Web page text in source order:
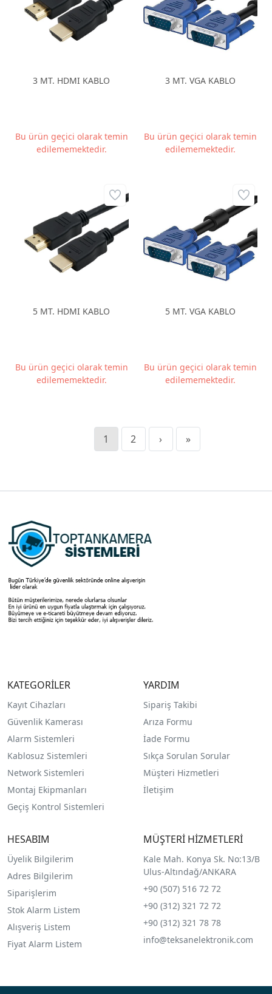
3 MT. HDMI KABLO
Bu ürün geçici olarak temin
edilememektedir.
3 MT. VGA KABLO
Bu ürün geçici olarak temin
edilememektedir.
5 MT. HDMI KABLO
Bu ürün geçici olarak temin
edilememektedir.
5 MT. VGA KABLO
Bu ürün geçici olarak temin
edilememektedir.
1 2 › »
KATEGORİLER
Kayıt Cihazları
Güvenlik Kamerası
Alarm Sistemleri
Kablosuz Sistemleri
Network Sistemleri
Montaj Ekipmanları
Geçiş Kontrol Sistemleri
YARDIM
Sipariş Takibi
Arıza Formu
İade Formu
Sıkça Sorulan Sorular
Müşteri Hizmetleri
İletişim
HESABIM
Üyelik Bilgilerim
Adres Bilgilerim
Siparişlerim
Stok Alarm Listem
Alışveriş Listem
Fiyat Alarm Listem
MÜŞTERİ HİZMETLERİ
Kale Mah. Konya Sk. No:13/B
Ulus-Altındağ/ANKARA
+90 (507) 516 72 72
+90 (312) 321 72 72
+90 (312) 321 78 78
info@teksanelektronik.com